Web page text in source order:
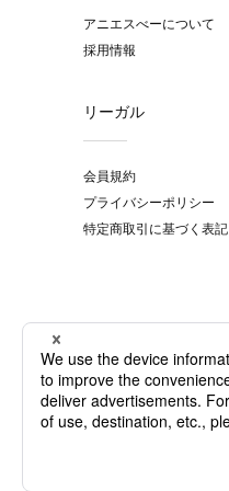
アニエスべーについて
採用情報
リーガル
会員規約
プライバシーポリシー
特定商取引に基づく表記